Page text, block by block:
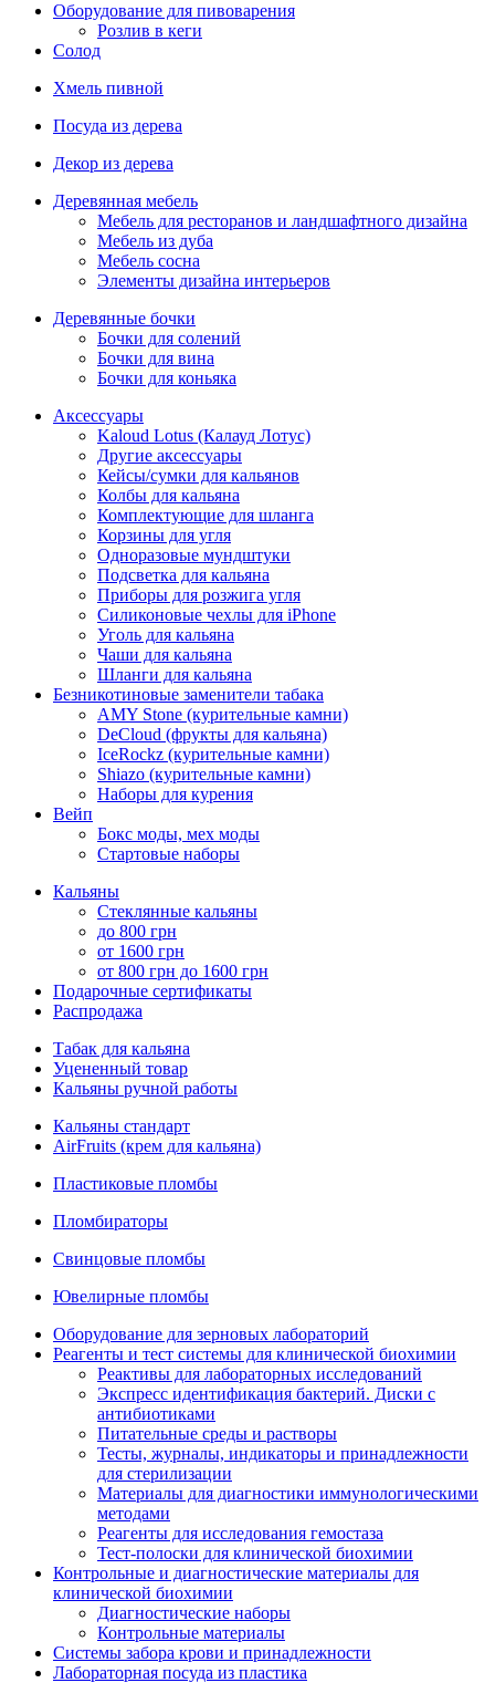
Оборудование для пивоварения
Розлив в кеги
Солод
Хмель пивной
Посуда из дерева
Декор из дерева
Деревянная мебель
Мебель для ресторанов и ландшафтного дизайна
Мебель из дуба
Мебель сосна
Элементы дизайна интерьеров
Деревянные бочки
Бочки для солений
Бочки для вина
Бочки для коньяка
Аксессуары
Kaloud Lotus (Калауд Лотус)
Другие аксессуары
Кейсы/сумки для кальянов
Колбы для кальяна
Комплектующие для шланга
Корзины для угля
Одноразовые мундштуки
Подсветка для кальяна
Приборы для розжига угля
Силиконовые чехлы для iPhone
Уголь для кальяна
Чаши для кальяна
Шланги для кальяна
Безникотиновые заменители табака
AMY Stone (курительные камни)
DeCloud (фрукты для кальяна)
IceRockz (курительные камни)
Shiazo (курительные камни)
Наборы для курения
Вейп
Бокс моды, мех моды
Стартовые наборы
Кальяны
Стеклянные кальяны
до 800 грн
от 1600 грн
от 800 грн до 1600 грн
Подарочные сертификаты
Распродажа
Табак для кальяна
Уцененный товар
Кальяны ручной работы
Кальяны стандарт
AirFruits (крем для кальяна)
Пластиковые пломбы
Пломбираторы
Свинцовые пломбы
Ювелирные пломбы
Оборудование для зерновых лабораторий
Реагенты и тест системы для клинической биохимии
Реактивы для лабораторных исследований
Экспресс идентификация бактерий. Диски с
антибиотиками
Питательные среды и растворы
Тесты, журналы, индикаторы и принадлежности
для стерилизации
Материалы для диагностики иммунологическими
методами
Реагенты для исследования гемостаза
Тест-полоски для клинической биохимии
Контрольные и диагностические материалы для
клинической биохимии
Диагностические наборы
Контрольные материалы
Системы забора крови и принадлежности
Лабораторная посуда из пластика